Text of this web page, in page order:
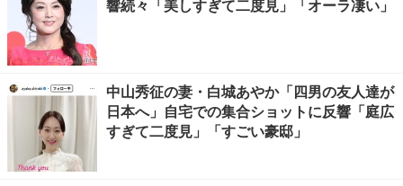
響続々「美しすぎて二度見」「オーラ凄い」
中山秀征の妻・白城あやか「四男の友人達が
日本へ」自宅での集合ショットに反響「庭広
すぎて二度見」「すごい豪邸」